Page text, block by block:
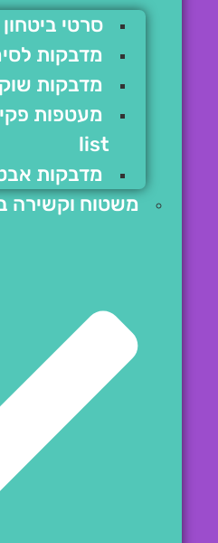
סרטי ביטחון
מדבקות
מדבקות
list
מדבקות
משטוח וקשירה